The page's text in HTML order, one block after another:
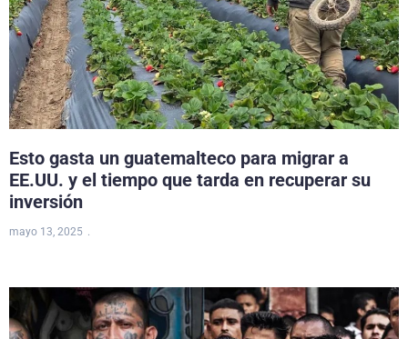
Esto gasta un guatemalteco para migrar a
EE.UU. y el tiempo que tarda en recuperar su
inversión
mayo 13, 2025